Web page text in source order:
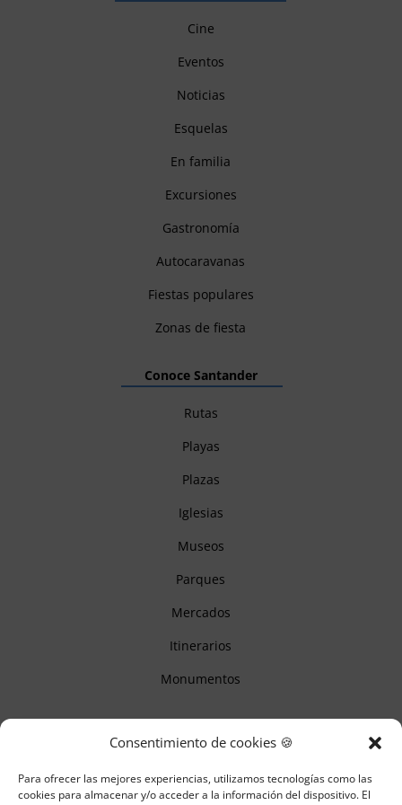
Consentimiento de cookies 🍪
Para ofrecer las mejores experiencias, utilizamos tecnologías como las
cookies para almacenar y/o acceder a la información del dispositivo. El
Cine
Eventos
Noticias
Esquelas
En familia
Excursiones
Gastronomía
Autocaravanas
Fiestas populares
Zonas de fiesta
Conoce Santander
Rutas
Playas
Plazas
Iglesias
Museos
Parques
Mercados
Itinerarios
Monumentos
Descubre Cantabria
Información